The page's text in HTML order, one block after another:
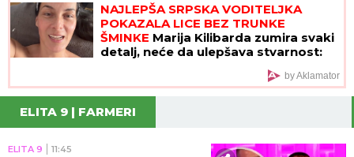
NAJLEPŠA SRPSKA VODITELJKA
POKAZALA LICE BEZ TRUNKE
ŠMINKE Marija Kilibarda zumira svaki
detalj, neće da ulepšava stvarnost:
"Tretman mi je preko potreban"
by Aklamator
ELITA 9 | FARMERI
ELITA 9 11:45